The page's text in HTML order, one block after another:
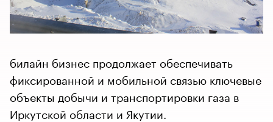
билайн бизнес продолжает обеспечивать
фиксированной и мобильной связью ключевые
объекты добычи и транспортировки газа в
Иркутской области и Якутии.